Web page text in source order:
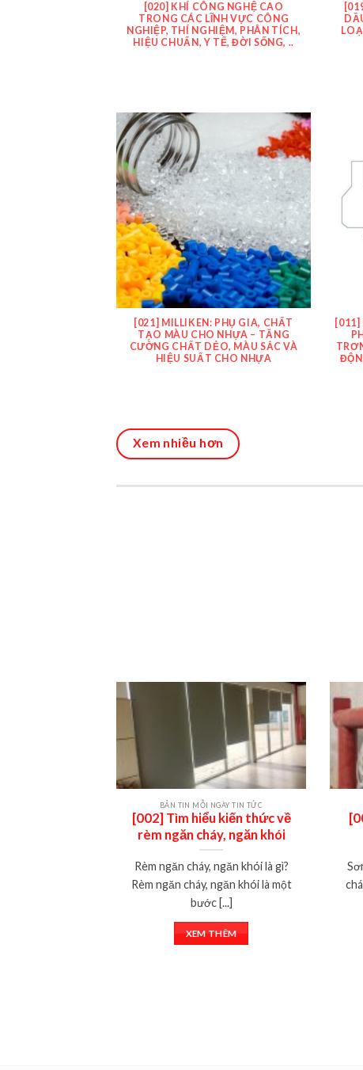
[020] KHÍ CÔNG NGHỆ CAO
TRONG CÁC LĨNH VỰC CÔNG
NGHIỆP, THÍ NGHIỆM, PHÂN TÍCH,
HIỆU CHUẨN, Y TẾ, ĐỜI SỐNG, ..
[021] MILLIKEN: PHỤ GIA, CHẤT
TẠO MÀU CHO NHỰA – TĂNG
CƯỜNG CHẤT DẺO, MÀU SẮC VÀ
HIỆU SUẤT CHO NHỰA
[011]
Xem nhiều hơn
BẢN TIN MỖI NGÀY TIN TỨC
[002] Tìm hiểu kiến thức về
rèm ngăn cháy, ngăn khói
Rèm ngăn cháy, ngăn khói là gì?
Rèm ngăn cháy, ngăn khói là một
bước [...]
XEM THÊM